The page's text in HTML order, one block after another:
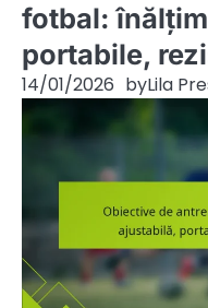
fotbal:
portabile,
14/01/2026 byLila